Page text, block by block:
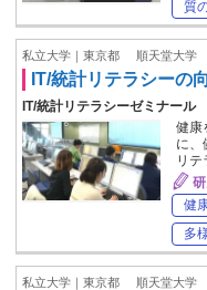
質
私立大学｜東京都 順天堂大学
IT/統計リテラシーの
IT/統計リテラシーゼミナール
健康
に、
リ
健
多
私立大学｜東京都 順天堂大学